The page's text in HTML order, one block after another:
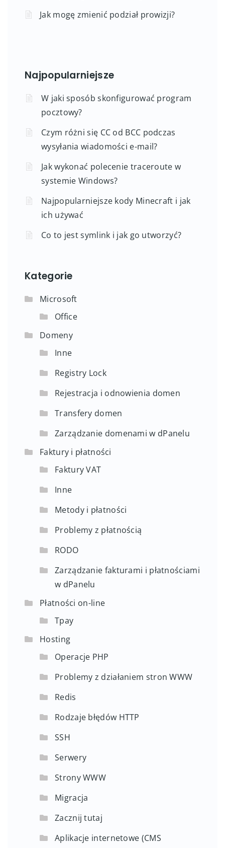
Jak mogę zmienić podział prowizji?
Najpopularniejsze
W jaki sposób skonfigurować program
pocztowy?
Czym różni się CC od BCC podczas
wysyłania wiadomości e-mail?
Jak wykonać polecenie traceroute w
systemie Windows?
Najpopularniejsze kody Minecraft i jak
ich używać
Co to jest symlink i jak go utworzyć?
Kategorie
Microsoft
Office
Domeny
Inne
Registry Lock
Rejestracja i odnowienia domen
Transfery domen
Zarządzanie domenami w dPanelu
Faktury i płatności
Faktury VAT
Inne
Metody i płatności
Problemy z płatnością
RODO
Zarządzanie fakturami i płatnościami
w dPanelu
Płatności on-line
Tpay
Hosting
Operacje PHP
Problemy z działaniem stron WWW
Redis
Rodzaje błędów HTTP
SSH
Serwery
Strony WWW
Migracja
Zacznij tutaj
Aplikacje internetowe (CMS